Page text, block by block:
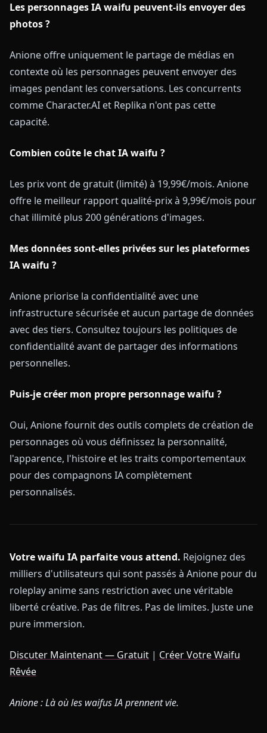
Les personnages IA waifu peuvent-ils envoyer des
photos ?
Anione offre uniquement le partage de médias en
contexte où les personnages peuvent envoyer des
images pendant les conversations. Les concurrents
comme Character.AI et Replika n'ont pas cette
capacité.
Combien coûte le chat IA waifu ?
Les prix vont de gratuit (limité) à 19,99€/mois. Anione
offre le meilleur rapport qualité-prix à 9,99€/mois pour
chat illimité plus 200 générations d'images.
Mes données sont-elles privées sur les plateformes
IA waifu ?
Anione priorise la confidentialité avec une
infrastructure sécurisée et aucun partage de données
avec des tiers. Consultez toujours les politiques de
confidentialité avant de partager des informations
personnelles.
Puis-je créer mon propre personnage waifu ?
Oui, Anione fournit des outils complets de création de
personnages où vous définissez la personnalité,
l'apparence, l'histoire et les traits comportementaux
pour des compagnons IA complètement
personnalisés.
Votre waifu IA parfaite vous attend. Rejoignez des
milliers d'utilisateurs qui sont passés à Anione pour du
roleplay anime sans restriction avec une véritable
liberté créative. Pas de filtres. Pas de limites. Juste une
pure immersion.
Discuter Maintenant — Gratuit | Créer Votre Waifu
Rêvée
Anione : Là où les waifus IA prennent vie.